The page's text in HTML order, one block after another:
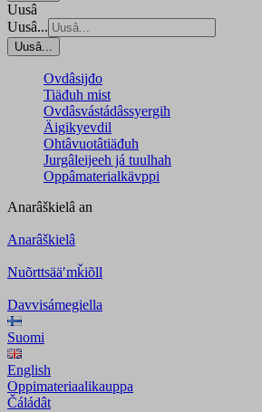
Uusâ
Uusâ...
Uusâ...
Ovdâsijđo
Tiäđuh mist
Ovdâsvástádâssyergih
Äigikyevdil
Ohtâvuotâtiäđuh
Jurgâleijeeh já tuulhah
Oppâmaterialkävppi
Anarâškielâ an
Anarâškielâ
Nuõrttsääʹmǩiõll
Davvisámegiella
Suomi
English
Oppimateriaalikauppa
Čáládât